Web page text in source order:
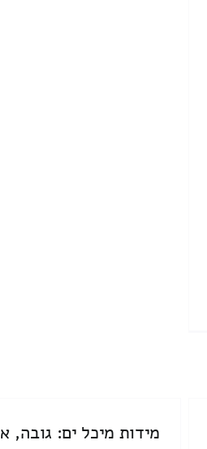
מידות מיכל ים: גובה,